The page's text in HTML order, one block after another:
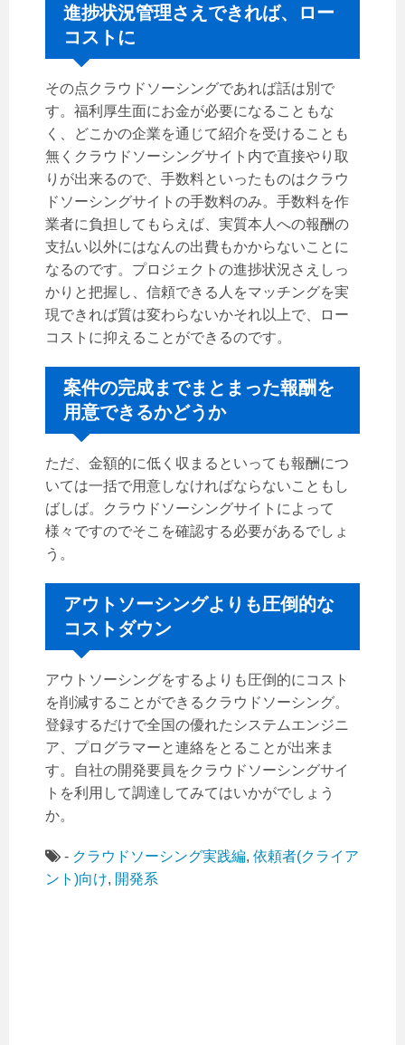
進捗状況管理さえできれば、ロー
コストに
その点クラウドソーシングであれば話は別で
す。福利厚生面にお金が必要になることもな
く、どこかの企業を通じて紹介を受けることも
無くクラウドソーシングサイト内で直接やり取
りが出来るので、手数料といったものはクラウ
ドソーシングサイトの手数料のみ。手数料を作
業者に負担してもらえば、実質本人への報酬の
支払い以外にはなんの出費もかからないことに
なるのです。プロジェクトの進捗状況さえしっ
かりと把握し、信頼できる人をマッチングを実
現できれば質は変わらないかそれ以上で、ロー
コストに抑えることができるのです。
案件の完成までまとまった報酬を
用意できるかどうか
ただ、金額的に低く収まるといっても報酬につ
いては一括で用意しなければならないこともし
ばしば。クラウドソーシングサイトによって
様々ですのでそこを確認する必要があるでしょ
う。
アウトソーシングよりも圧倒的な
コストダウン
アウトソーシングをするよりも圧倒的にコスト
を削減することができるクラウドソーシング。
登録するだけで全国の優れたシステムエンジニ
ア、プログラマーと連絡をとることが出来ま
す。自社の開発要員をクラウドソーシングサイ
トを利用して調達してみてはいかがでしょう
か。
- クラウドソーシング実践編, 依頼者(クライア
ント)向け, 開発系